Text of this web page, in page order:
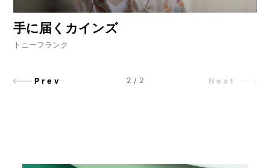
手に届くカインズ
トニーフランク
Prev 2 / 2 Next